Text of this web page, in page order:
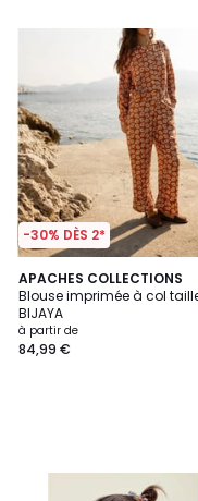
-30% DÈS 2*
APACHES COLLECTIONS
Blouse imprimée à col
BIJAYA
à partir de
84,99 €